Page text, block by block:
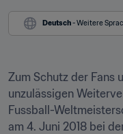
Deutsch - Weitere
Zum Schutz der Fans
unzulässigen
Fussball-
am 4. Juni 2018 bei